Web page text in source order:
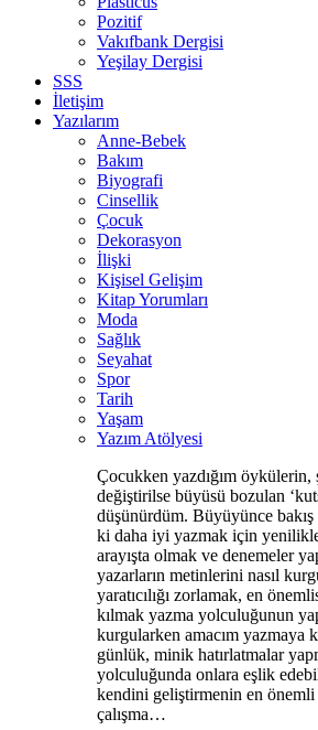
Pozitif
Vakıfbank Dergisi
Yeşilay Dergisi
SSS
İletişim
Yazılarım
Anne-Bebek
Bakım
Biyografi
Cinsellik
Çocuk
Dekorasyon
İlişki
Kişisel Gelişim
Kitap Yorumları
Moda
Sağlık
Seyahat
Spor
Tarih
Yaşam
Yazım Atölyesi
Çocukken yazdığım
değiştirilse büyüsü bozulan
düşünürdüm. Büyüyünce bakış
ki daha iyi yazmak için
arayışta olmak ve denemeler
yazarların metinlerini nasıl
yaratıcılığı zorlamak, en
kılmak yazma yolculuğunun
kurgularken amacım yazmaya
günlük, minik hatırlatmalar
yolculuğunda onlara eşlik
kendini geliştirmenin en önemli
çalışma…